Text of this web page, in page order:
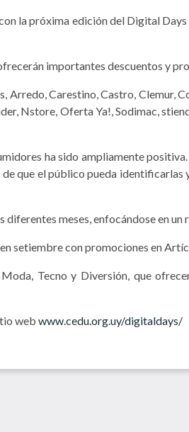
la próxima edición del Digital
importantes descuentos y
Carestino, Castro, Clemur,
Nstore, Oferta Ya!, Sodimac,
ha sido ampliamente
que el público pueda identificarlas
meses, enfocándose en
setiembre con promociones en
Tecno y Diversión, que
web www.cedu.org.uy/digitaldays/